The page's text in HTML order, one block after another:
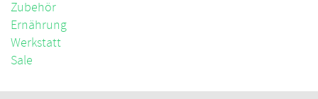
Zubehör
Ernährung
Werkstatt
Sale